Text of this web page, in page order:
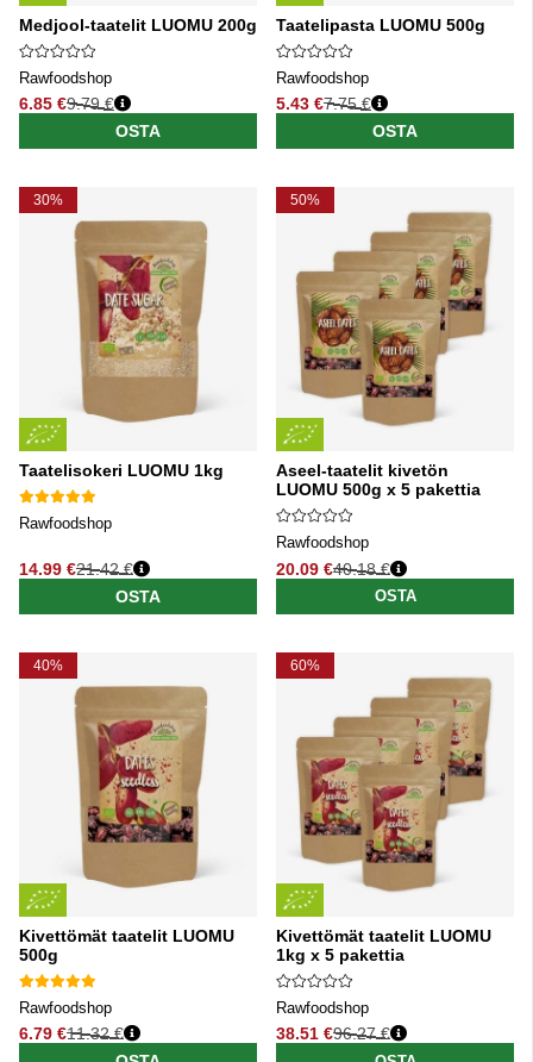
Medjool-taatelit LUOMU 200g
Rawfoodshop
6.85 €
Normaali hinta
9.79 €
OSTA
Taatelipasta LUOMU 500g
Rawfoodshop
5.43 €
Normaali hinta
7.75 €
OSTA
30%
Taatelisokeri LUOMU 1kg
Rawfoodshop
14.99 €
Normaali hinta
21.42 €
OSTA
50%
Aseel-taatelit kivetön
LUOMU 500g x 5 pakettia
Rawfoodshop
20.09 €
Normaali hinta
40.18 €
OSTA
40%
Kivettömät taatelit LUOMU
500g
Rawfoodshop
6.79 €
Normaali hinta
11.32 €
60%
Kivettömät taatelit LUOMU
1kg x 5 pakettia
Rawfoodshop
38.51 €
Normaali hinta
96.27 €